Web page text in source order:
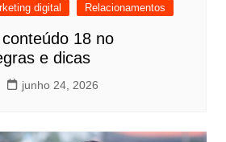
digital Relacionamentos
18 no
e dicas
junho 24, 2026